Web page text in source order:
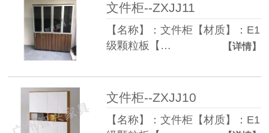
文件柜--ZXJJ11
【名称】：文件柜【材质】：E1
级颗粒板【…
【详情】
文件柜--ZXJJ10
【名称】：文件柜【材质】：E1